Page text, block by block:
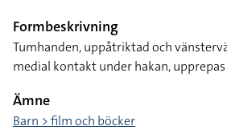
Formbeskrivning
Tumhanden, uppåtriktad och
medial kontakt under hakan, upprepas
Ämne
Barn > film och böcker